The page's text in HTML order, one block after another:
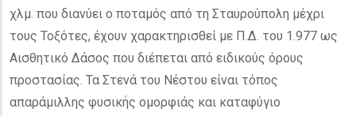
χλμ. που διανύει ο ποταμός από τη Σταυρούπολη μέχρι
τους Τοξότες, έχουν χαρακτηρισθεί με Π.Δ. του 1.977 ως
Αισθητικό Δάσος που διέπεται από ειδικούς όρους
προστασίας. Τα Στενά του Νέστου είναι τόπος
απαράμιλλης φυσικής ομορφιάς και καταφύγιο